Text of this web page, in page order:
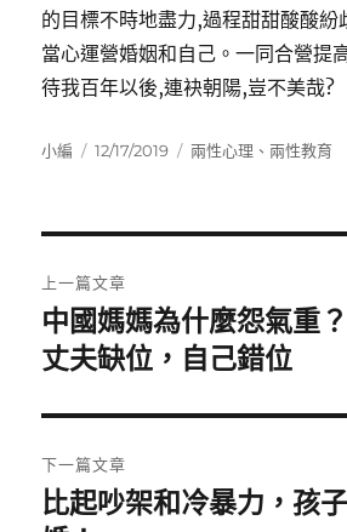
的目標不時地盡力,過程甜甜酸酸紛
當心運營婚姻和自己。一同合營提
待我百年以後,連袂朝陽,豈不美哉?
作
小編
發
12/17/2019
分
兩性心理 、 兩性教育
章
導
覽
上一篇文章
上
一
文
章:
中國媽媽為什麼怨氣重
丈夫缺位，自己錯位
下一篇文章
下
比起吵架和冷暴力，孩